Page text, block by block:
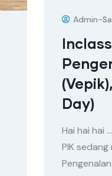
Admin-
Day)
Hai hai hai
PIK
Pengenalan